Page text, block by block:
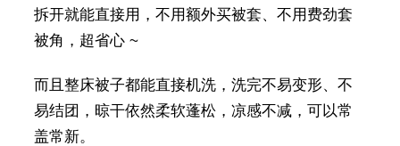
拆开就能直接用，不用额外买被套、不用费劲套
被角，超省心 ~
而且整床被子都能直接机洗，洗完不易变形、不
易结团，晾干依然柔软蓬松，凉感不减，可以常
盖常新。